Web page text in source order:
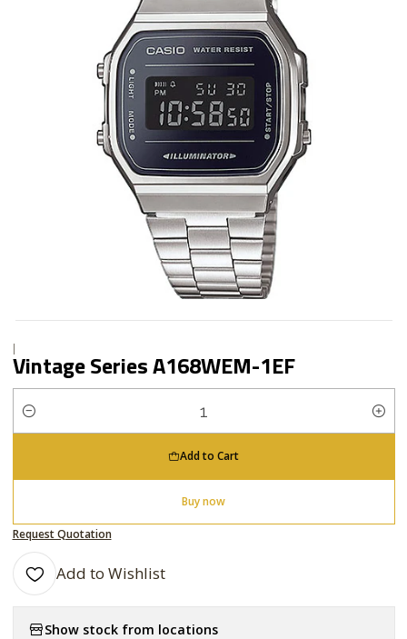
|
Vintage Series A168WEM-1EF
Quantity
Add to Cart
Buy now
Request Quotation
Add to Wishlist
Show stock from locations